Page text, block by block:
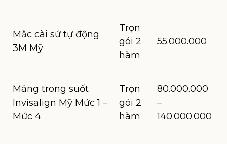
Mắc cài sứ tự động
3M Mỹ
Trọn
gói 2
hàm
55.000.000
Máng trong suốt
Invisalign Mỹ Mức 1 –
Mức 4
Trọn
gói 2
hàm
80.000.000
–
140.000.000